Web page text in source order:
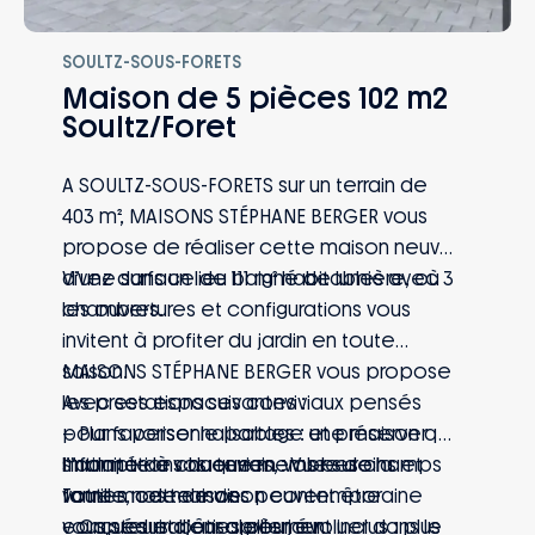
SOULTZ-SOUS-FORETS
Maison de 5 pièces 102 m2
Soultz/Foret
A SOULTZ-SOUS-FORETS sur un terrain de
403 m², MAISONS STÉPHANE BERGER vous
propose de réaliser cette maison neuve
d’une surface de 111 m² habitables avec 3
chambres.
Vivez dans un lieu baigné de lumière, où
les ouvertures et configurations vous
invitent à profiter du jardin en toute
saison.
Avec ses espaces conviviaux pensés
pour favoriser le partage et préserver
l’intimité de chaque membre de la
famille, cette maison contemporaine
vous séduira jour après jour.
MAISONS STÉPHANE BERGER vous propose
les prestations suivantes :
– Plans personnalisables : une maison qui
s’adapte à vos envies, vos besoins et
votre mode de vie
– Capteurs d’ensoleillement inclus : plus
Informations du terrain : Vue sur champs
Toutes nos maisons peuvent être
conçues et bâties pour évoluer dans le